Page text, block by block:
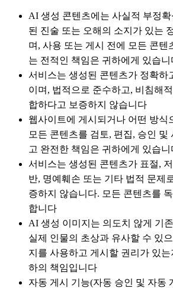
AI 생성 콘텐츠에는 사실적 부정
된 진술 또는 오해의 소지가 있는
며, 사용 또는 게시 전에 모든 콘텐
는 전적인 책임은 귀하에게 있습니
서비스는 생성된 콘텐츠가 정확하
이며, 법적으로 준수하고, 비침해
합하다고 보증하지 않습니다
웹사이트에 게시되거나 어떤 방식
모든 콘텐츠를 검토, 편집, 승인 및
고 완전한 책임은 귀하에게 있습니
서비스는 생성된 콘텐츠가 표절,
반, 명예훼손 또는 기타 법적 문제
증하지 않습니다. 모든 콘텐츠를
합니다
AI 생성 이미지는 의도치 않게 기
실제 인물의 초상과 유사할 수 있
지를 사용하고 게시할 권리가 있는
하의 책임입니다
자동 게시 기능(자동 승인 및 자동